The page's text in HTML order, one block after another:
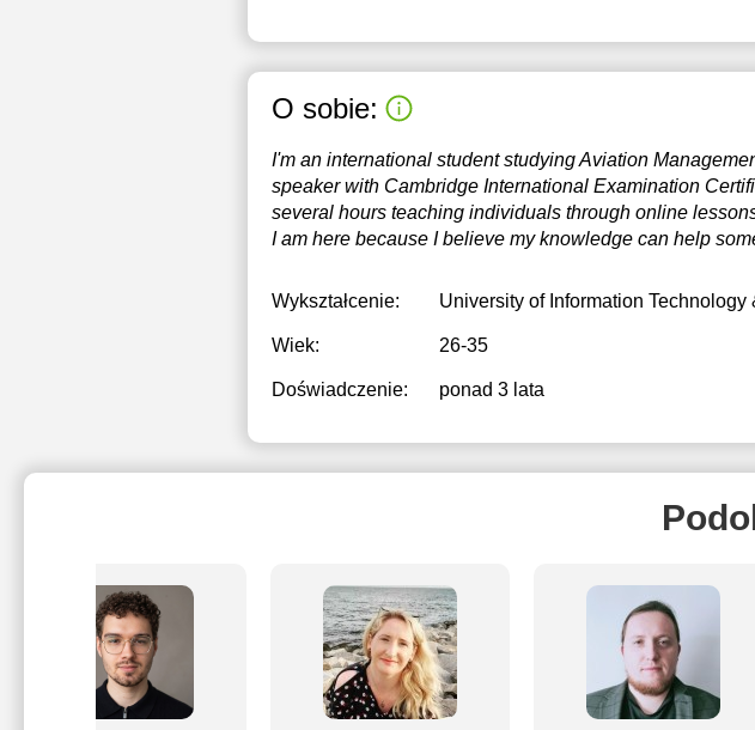
O sobie:
I'm an international student studying Aviation
speaker with Cambridge International Examination
several hours teaching individuals through online
I am here because I believe my knowledge can help
Wykształcenie: University of Information
Wiek: 26-35
Doświadczenie: ponad 3 lata